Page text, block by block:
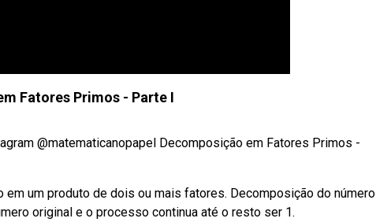
Fatores Primos - Parte I
@matematicanopapel Decomposição em Fatores Primos -
um produto de dois ou mais fatores. Decomposição do número
original e o processo continua até o resto ser 1.